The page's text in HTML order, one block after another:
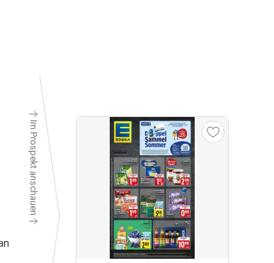
Im Prospekt anschauen